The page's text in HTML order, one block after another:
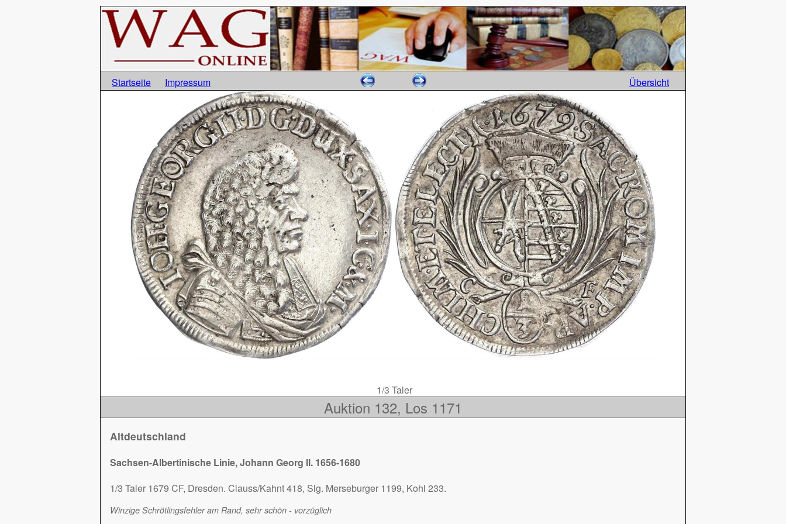
Startseite Impressum Übersicht
1/3 Taler
Auktion 132, Los 1171
Altdeutschland
Sachsen-Albertinische Linie, Johann Georg II. 1656-1680
1/3 Taler 1679 CF, Dresden. Clauss/Kahnt 418, Slg. Merseburger 1199, Kohl 233.
Winzige Schrötlingsfehler am Rand, sehr schön - vorzüglich